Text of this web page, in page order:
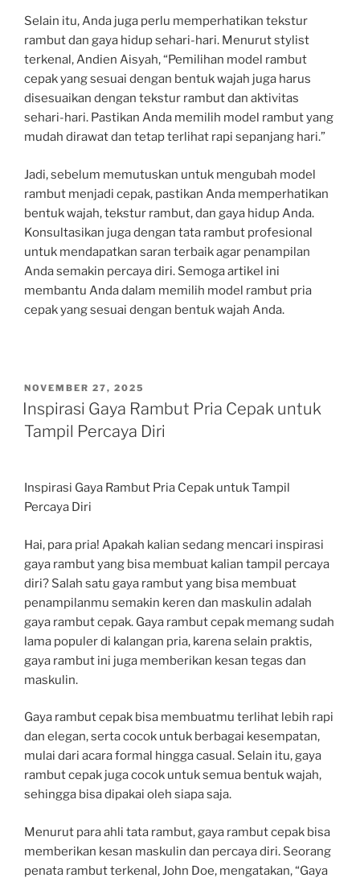
Selain itu, Anda juga perlu memperhatikan tekstur
rambut dan gaya hidup sehari-hari. Menurut stylist
terkenal, Andien Aisyah, “Pemilihan model rambut
cepak yang sesuai dengan bentuk wajah juga harus
disesuaikan dengan tekstur rambut dan aktivitas
sehari-hari. Pastikan Anda memilih model rambut yang
mudah dirawat dan tetap terlihat rapi sepanjang hari.”
Jadi, sebelum memutuskan untuk mengubah model
rambut menjadi cepak, pastikan Anda memperhatikan
bentuk wajah, tekstur rambut, dan gaya hidup Anda.
Konsultasikan juga dengan tata rambut profesional
untuk mendapatkan saran terbaik agar penampilan
Anda semakin percaya diri. Semoga artikel ini
membantu Anda dalam memilih model rambut pria
cepak yang sesuai dengan bentuk wajah Anda.
POSTED
ON
NOVEMBER 27, 2025
Inspirasi Gaya Rambut Pria Cepak untuk
Tampil Percaya Diri
Inspirasi Gaya Rambut Pria Cepak untuk Tampil
Percaya Diri
Hai, para pria! Apakah kalian sedang mencari inspirasi
gaya rambut yang bisa membuat kalian tampil percaya
diri? Salah satu gaya rambut yang bisa membuat
penampilanmu semakin keren dan maskulin adalah
gaya rambut cepak. Gaya rambut cepak memang sudah
lama populer di kalangan pria, karena selain praktis,
gaya rambut ini juga memberikan kesan tegas dan
maskulin.
Gaya rambut cepak bisa membuatmu terlihat lebih rapi
dan elegan, serta cocok untuk berbagai kesempatan,
mulai dari acara formal hingga casual. Selain itu, gaya
rambut cepak juga cocok untuk semua bentuk wajah,
sehingga bisa dipakai oleh siapa saja.
Menurut para ahli tata rambut, gaya rambut cepak bisa
memberikan kesan maskulin dan percaya diri. Seorang
penata rambut terkenal, John Doe, mengatakan, “Gaya